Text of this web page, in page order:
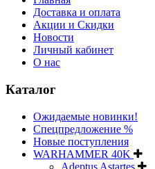
Доставка и оплата
Акции и Скидки
Новости
Личный кабинет
О нас
Каталог
Ожидаемые новинки!
Спецпредложение %
Новые поступления
WARHAMMER 40K
Adeptus Astartes